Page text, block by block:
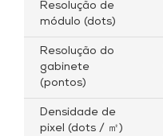
Resolução de
módulo (dots)
Resolução do
gabinete
(pontos)
Densidade de
pixel (dots / ㎡)